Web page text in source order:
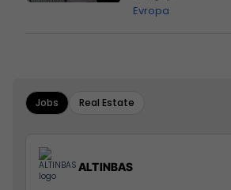
Evropa
Jobs Real Estate
ALTINBAS